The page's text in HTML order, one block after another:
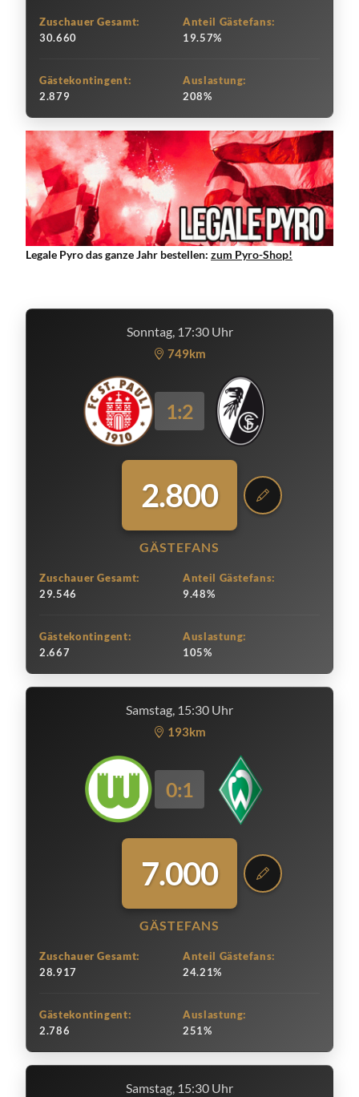
Zuschauer Gesamt:
30.660
Anteil Gästefans:
19.57%
Gästekontingent:
2.879
Auslastung:
208%
Legale Pyro das ganze Jahr bestellen: zum Pyro-Shop!
Sonntag, 17:30 Uhr
749km
1:2
2.800
GÄSTEFANS
Zuschauer Gesamt:
29.546
Anteil Gästefans:
9.48%
Gästekontingent:
2.667
Auslastung:
105%
Samstag, 15:30 Uhr
193km
0:1
7.000
GÄSTEFANS
Zuschauer Gesamt:
28.917
Anteil Gästefans:
24.21%
Gästekontingent:
2.786
Auslastung:
251%
Samstag, 15:30 Uhr